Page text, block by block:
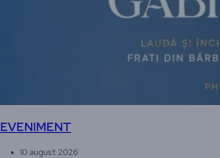
EVENIMENT
10 august 2026